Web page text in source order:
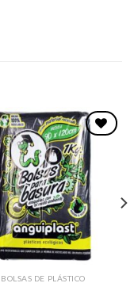
Favoritos
BOLSAS DE PLÁSTICO